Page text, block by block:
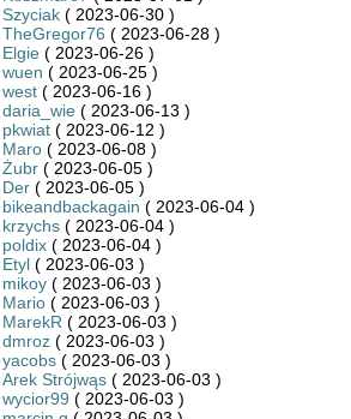
Szyciak( 2023-06-30 )
TheGregor76 ( 2023-06-28 )
Elgie( 2023-06-26 )
wuen ( 2023-06-25 )
west( 2023-06-16 )
daria_wie( 2023-06-13 )
pkwiat( 2023-06-12 )
Maro( 2023-06-08 )
Żubr( 2023-06-05 )
Der( 2023-06-05 )
bikeandbackagain ( 2023-06-04 )
krzychs( 2023-06-04 )
poldix( 2023-06-04 )
Etyl( 2023-06-03 )
mikoy( 2023-06-03 )
Mario( 2023-06-03 )
MarekR ( 2023-06-03 )
dmroz( 2023-06-03 )
yacobs( 2023-06-03 )
Arek Strójwąs( 2023-06-03 )
wycior99 ( 2023-06-03 )